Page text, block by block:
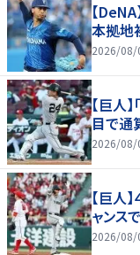
【
本拠地
2026/08/
【巨人
目で通
2026/08/
【巨人
ャンス
2026/08/